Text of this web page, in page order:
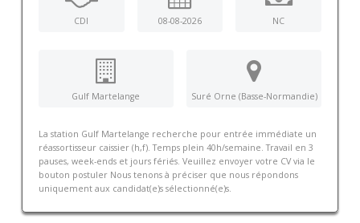
CDI 08-08-2026 NC
Gulf Martelange Suré Orne (Basse-Normandie)
La station Gulf Martelange recherche pour entrée immédiate un
réassortisseur caissier (h,f). Temps plein 40h/semaine. Travail en 3
pauses, week-ends et jours fériés. Veuillez envoyer votre CV via le
bouton postuler Nous tenons à préciser que nous répondons
uniquement aux candidat(e)s sélectionné(e)s.